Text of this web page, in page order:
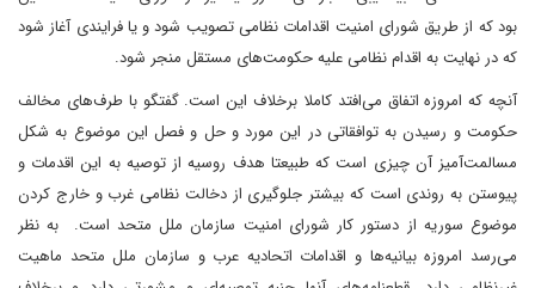
بود که از طریق شورای امنیت اقدامات نظامی تصویب شود و یا فرایندی آغاز شود
که در نهایت به اقدام نظامی علیه حکومت‌های مستقل منجر شود.
آنچه که امروزه اتفاق می‌افتد کاملا برخلاف این است. گفتگو با طرف‌های مخالف
حکومت و رسیدن به توافقاتی در این مورد و حل و فصل این موضوع به شکل
مسالمت‌آمیز آن چیزی است که طبیعتا هدف روسیه از توصیه به این اقدمات و
پیوستن به روندی است که بیشتر جلوگیری از دخالت نظامی غرب و خارج کردن
موضوع سوریه از دستور کار شورای امنیت سازمان ملل متحد است. به نظر
می‌رسد امروزه بیانیه‌ها و اقدامات اتحادیه عرب و سازمان ملل متحد ماهیت